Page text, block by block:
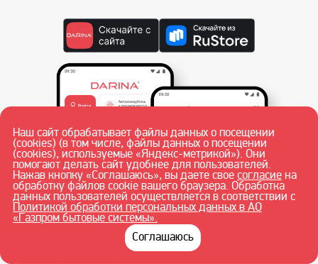
Наш сайт обрабатывает файлы данных о посещении
(cookies) (в том числе, файлы данных о посещении
(cookies), используемые «Яндекс-метрикой»). Они
помогают делать сайт удобнее для пользователей.
Нажав кнопку «Соглашаюсь», вы даете свое согласие на
обработку файлов cookie вашего браузера. Обработка
данных пользователей осуществляется в соответствии с
Политикой обработки персональных данных в АО
«Газпром бытовые системы».
Соглашаюсь